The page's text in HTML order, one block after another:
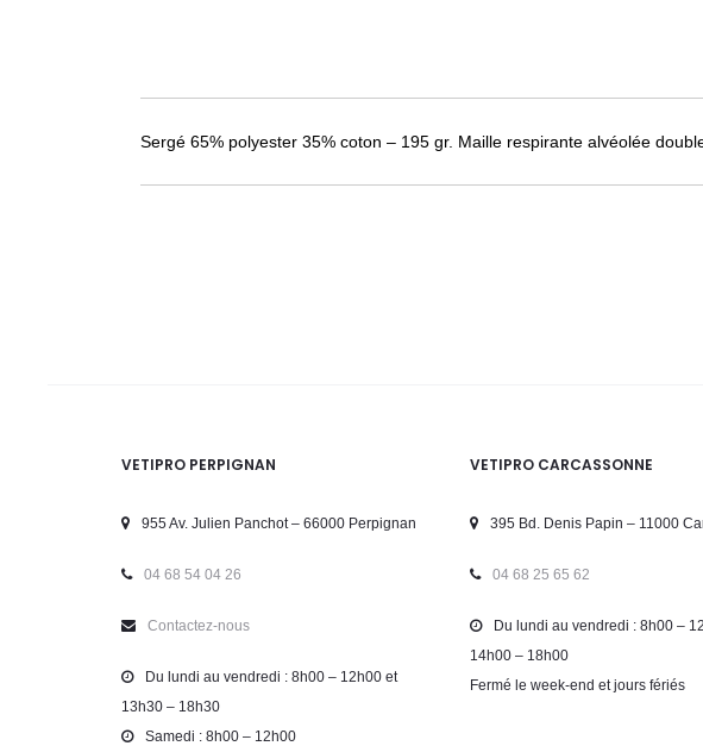
Sergé 65% polyester 35% coton – 195 gr. Maille respirante alvéolée
VETIPRO PERPIGNAN
955 Av. Julien Panchot – 66000 Perpignan
04 68 54 04 26
Contactez-nous
Du lundi au vendredi : 8h00 – 12h00 et
13h30 – 18h30
Samedi : 8h00 – 12h00
VETIPRO CARCASSONNE
395 Bd. Denis Papin – 11000
04 68 25 65 62
Du lundi au vendredi : 8h00 –
14h00 – 18h00
Fermé le week-end et jours fériés